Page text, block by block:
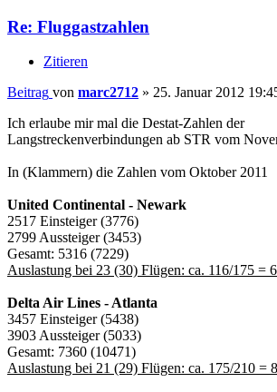
Re: Fluggastzahlen
Zitieren
Beitrag von marc2712 » 25. Januar 2012
Ich erlaube mir mal die Destat-Zahlen der
Langstreckenverbindungen ab STR vom
In (Klammern) die Zahlen vom Oktober 2011
United Continental - Newark
2517 Einsteiger (3776)
2799 Aussteiger (3453)
Gesamt: 5316 (7229)
Auslastung bei 23 (30) Flügen: ca. 116/175 =
Delta Air Lines - Atlanta
3457 Einsteiger (5438)
3903 Aussteiger (5033)
Gesamt: 7360 (10471)
Auslastung bei 21 (29) Flügen: ca. 175/210 =